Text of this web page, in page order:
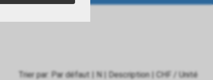
Trier par: Par défaut | N | Description| CHF / Unité